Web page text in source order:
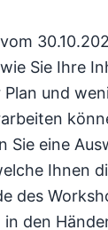
Sie Ihre
und
Sie eine
Ihnen
des
den